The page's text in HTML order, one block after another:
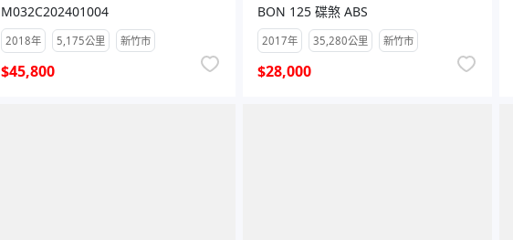
M032C202401004
2018年 5,175公里 新竹市
$45,800
BON 125 碟煞 ABS
2017年 35,280公里 新竹市
$28,000